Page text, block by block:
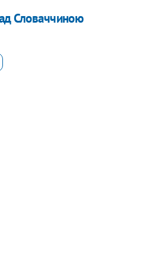
Словаччиною